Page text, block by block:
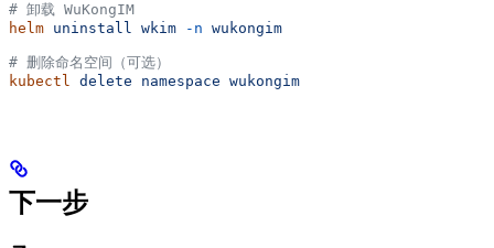
# 卸载 WuKongIM
helm uninstall wkim -n wukongim
# 删除命名空间（可选）
kubectl delete namespace wukongim
下一步